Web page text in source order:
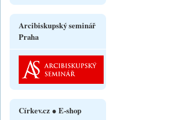
Arcibiskupský seminář
Praha
Církev.cz ● E-shop